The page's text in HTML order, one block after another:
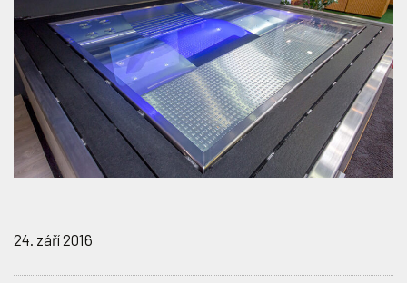
24. září 2016